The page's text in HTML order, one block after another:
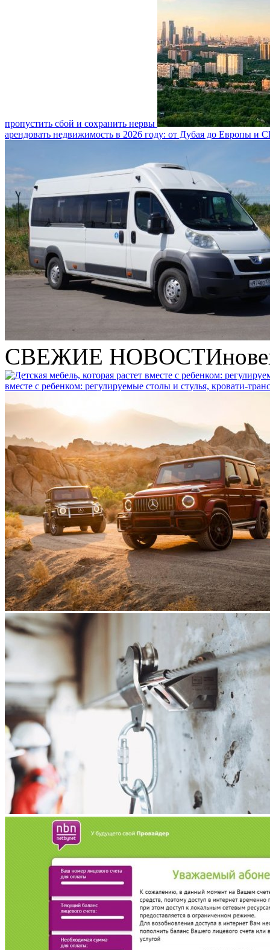
пропустить сбой и сохранить нервы
арендовать недвижимость в 2026 году: от Дубая до Европы и
СВЕЖИЕ НОВОСТИ
вместе с ребенком: регулируемые столы и стулья, кровати-